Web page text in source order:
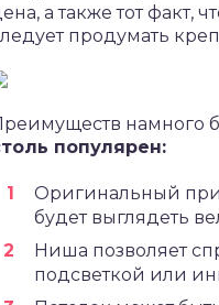
а также тот факт,
продумать
намного
популярен:
Оригинальный
будет выглядеть
Ниша позволяет
подсветкой или